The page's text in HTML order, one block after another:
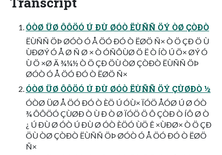
ÓÒØ ÜØ ÔÔÖÓ Ú ÐÙ ØÓÒ ËÙÑÑ ÖÝ ÒØ ÇÒÐÒ
ËÙÑÑ ÖÞ ØÓÒ Ó Å ÖÓ ÐÓ Ò ËØÖ Ñ× Ò Ö ÇÐ Ö Ù
ÙÐØÝ Ó Å Ø Ñ Ø × Ò ÓÑÔÙØ Ö Ë Ò ÍÒ Ú Ö× ØÝ Ó
Ù Ö ×Ø Ä ¾¼½ Ò Ö ÇÐ ÖÙ ÒØ ÇÒÐÒ ËÙÑÑ ÖÞ
ØÓÒ Ó Å ÖÓ ÐÓ Ò ËØÖ Ñ×
ÓÒØ ÜØ ÔÔÖÓ Ú ÐÙ ØÓÒ ËÙÑÑ ÖÝ ÇÙØÐÒ ½
ÓÒØ ÜØ Å ÖÓ ÐÓ Ò ÈÖ Ú ÓÙ× ÏÓÖ ÅÓØ Ú Ø ÓÒ
¾ ÔÔÖÓ ÇÙØÐ Ò Ù Ð Ò Ø ÏÓÖ Ö Ô ÇÒÐ Ò ÍÔ Ø Ò
¿ Ú ÐÙ Ø ÓÒ Ú ÐÙ Ø ÓÒ ÈÖÓ ÙÖ Ê ×ÙÐØ× Ò Ö ÇÐ
ÖÙ ÒØ ÇÒÐÒ ËÙÑÑ ÖÞ ØÓÒ Ó Å ÖÓ ÐÓ Ò ËØÖ
Ñ×